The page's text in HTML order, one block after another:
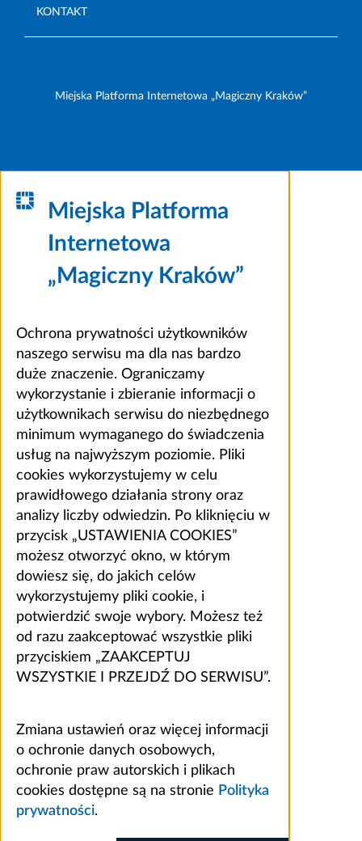
KONTAKT
Miejska Platforma Internetowa „Magiczny Kraków”
Miejska Platforma
Internetowa
„Magiczny Kraków”
Ochrona prywatności użytkowników
naszego serwisu ma dla nas bardzo
duże znaczenie. Ograniczamy
wykorzystanie i zbieranie informacji o
użytkownikach serwisu do niezbędnego
minimum wymaganego do świadczenia
usług na najwyższym poziomie. Pliki
cookies wykorzystujemy w celu
prawidłowego działania strony oraz
analizy liczby odwiedzin. Po kliknięciu w
przycisk „USTAWIENIA COOKIES”
możesz otworzyć okno, w którym
dowiesz się, do jakich celów
wykorzystujemy pliki cookie, i
potwierdzić swoje wybory. Możesz też
od razu zaakceptować wszystkie pliki
przyciskiem „ZAAKCEPTUJ
WSZYSTKIE I PRZEJDŹ DO SERWISU”.
Zmiana ustawień oraz więcej informacji
o ochronie danych osobowych,
ochronie praw autorskich i plikach
cookies dostępne są na stronie Polityka
prywatności.